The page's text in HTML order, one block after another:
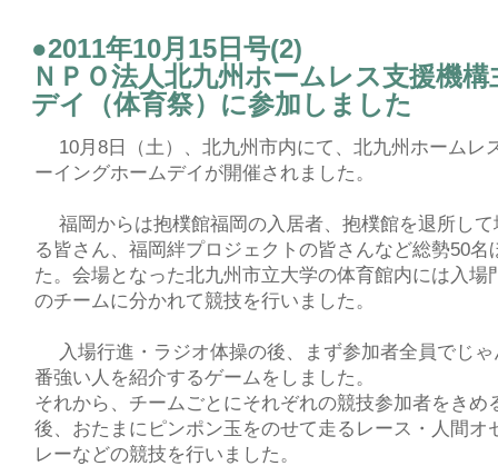
●2011年10月15日号(2)
ＮＰＯ法人北九州ホームレス支援機
デイ（体育祭）に参加しました
10月8日（土）、北九州市内にて、北九州ホームレ
ーイングホームデイが開催されました。
福岡からは抱樸館福岡の入居者、抱樸館を退所して
る皆さん、福岡絆プロジェクトの皆さんなど総勢50名
た。会場となった北九州市立大学の体育館内には入場
のチームに分かれて競技を行いました。
入場行進・ラジオ体操の後、まず参加者全員でじゃ
番強い人を紹介するゲームをしまし
それから、チームごとにそれぞれの競技参加者をきめ
後、おたまにピンポン玉をのせて走るレース・人間オ
レーなどの競技を行いました。